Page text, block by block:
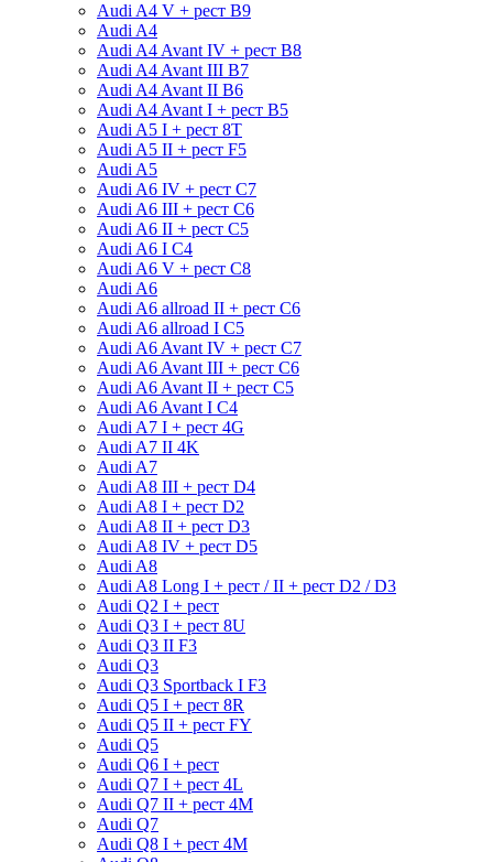
Audi A4 V + рест B9
Audi A4
Audi A4 Avant IV + рест B8
Audi A4 Avant III B7
Audi A4 Avant II B6
Audi A4 Avant I + рест B5
Audi A5 I + рест 8T
Audi A5 II + рест F5
Audi A5
Audi A6 IV + рест C7
Audi A6 III + рест C6
Audi A6 II + рест C5
Audi A6 I C4
Audi A6 V + рест С8
Audi A6
Audi A6 allroad II + рест С6
Audi A6 allroad I С5
Audi A6 Avant IV + рест C7
Audi A6 Avant III + рест C6
Audi A6 Avant II + рест C5
Audi A6 Avant I C4
Audi A7 I + рест 4G
Audi A7 II 4K
Audi A7
Audi A8 III + рест D4
Audi A8 I + рест D2
Audi A8 II + рест D3
Audi A8 IV + рест D5
Audi A8
Audi A8 Long I + рест / II + рест D2 / D3
Audi Q2 I + рест
Audi Q3 I + рест 8U
Audi Q3 II F3
Audi Q3
Audi Q3 Sportback I F3
Audi Q5 I + рест 8R
Audi Q5 II + рест FY
Audi Q5
Audi Q6 I + рест
Audi Q7 I + рест 4L
Audi Q7 II + рест 4M
Audi Q7
Audi Q8 I + рест 4M